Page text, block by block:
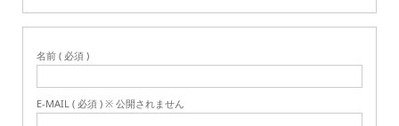
名前 ( 必須 )
E-MAIL ( 必須 ) ※ 公開されません